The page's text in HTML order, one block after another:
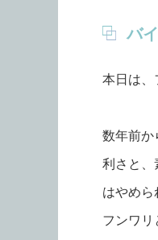
バ
本日は、
数年前か
利さと、
はやめら
フンワリ